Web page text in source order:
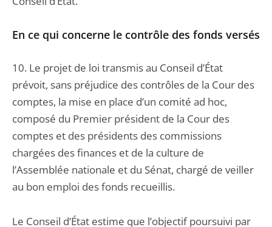
En ce qui concerne le contrôle des fonds versés
10. Le projet de loi transmis au Conseil d’État
prévoit, sans préjudice des contrôles de la Cour des
comptes, la mise en place d’un comité ad hoc,
composé du Premier président de la Cour des
comptes et des présidents des commissions
chargées des finances et de la culture de
l’Assemblée nationale et du Sénat, chargé de veiller
au bon emploi des fonds recueillis.
Le Conseil d’État estime que l’objectif poursuivi par